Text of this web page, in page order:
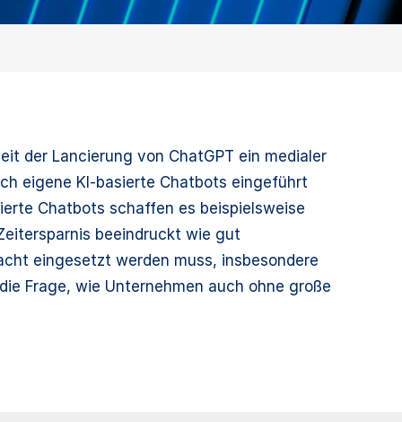
der Lancierung von ChatGPT ein medialer
eigene KI-basierte Chatbots eingeführt
Chatbots schaffen es beispielsweise
beeindruckt wie gut
eingesetzt werden muss, insbesondere
Frage, wie Unternehmen auch ohne große